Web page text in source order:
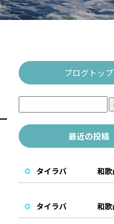
ブログトップ
最近の投稿